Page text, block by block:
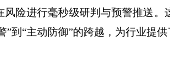
险进行毫秒级研判与预警推送
到“主动防御”的跨越，为行业提